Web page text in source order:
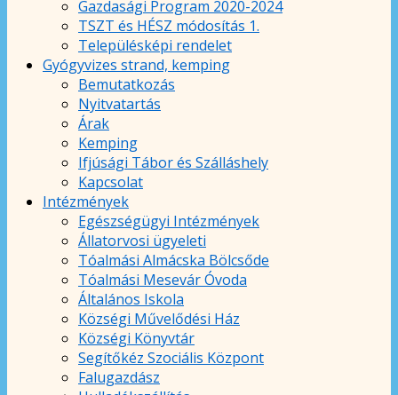
Gazdasági Program 2020-2024
TSZT és HÉSZ módosítás 1.
Településképi rendelet
Gyógyvizes strand, kemping
Bemutatkozás
Nyitvatartás
Árak
Kemping
Ifjúsági Tábor és Szálláshely
Kapcsolat
Intézmények
Egészségügyi Intézmények
Állatorvosi ügyeleti
Tóalmási Almácska Bölcsőde
Tóalmási Mesevár Óvoda
Általános Iskola
Községi Művelődési Ház
Községi Könyvtár
Segítőkéz Szociális Központ
Falugazdász